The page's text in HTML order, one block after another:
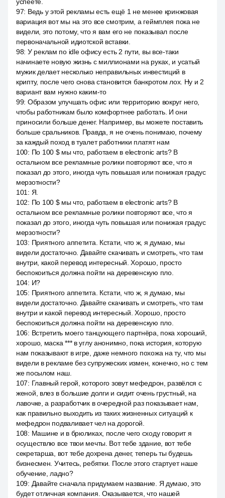
97: Ведь у этой рекламы есть ещё 1 не менее кринжовая
вариация вот мы на это все смотрим, а геймплея пока не
видели, это потому, что я вам его не показывал после
первоначальной идиотской вставки.
98: У реклам по idle офису есть 2 пути, вы все-таки
начинаете новую жизнь с миллионами на руках, и усатый
мужик делает несколько неправильных инвестиций в
крипту, после чего снова становится банкротом лох. Ну и 2
вариант вам нужно каким-то
99: Образом улучшать офис или территорию вокруг него,
чтобы работникам было комфортнее работать. И они
приносили больше денег. Например, вы можете поставить
больше сральников. Правда, я не очень понимаю, почему
за каждый поход в туалет работники платят нам
100: По 100 $ мы что, работаем в electronic arts? В
остальном все рекламные ролики повторяют все, что я
показал до этого, иногда чуть повышая или понижая градус
мерзотности?
101 : Я.
102: По 100 $ мы что, работаем в electronic arts? В
остальном все рекламные ролики повторяют все, что я
показал до этого, иногда чуть повышая или понижая градус
мерзотности?
103: Приятного аппетита. Кстати, что ж, я думаю, мы
видели достаточно. Давайте скачивать и смотреть, что там
внутри, какой перевод интересный. Хорошо, просто
беспокоиться должна пойти на деревенскую пло.
104: И?
105: Приятного аппетита. Кстати, что ж, я думаю, мы
видели достаточно. Давайте скачивать и смотреть, что там
внутри и какой перевод интересный. Хорошо, просто
беспокоиться должна пойти на деревенскую пло.
106: Встретить моего танцующего партнёра, пока хороший,
хорошо, маска *** в углу анонимно, пока история, которую
нам показывают в игре, даже немного похожа на ту, что мы
видели в рекламе без супружеских измен, конечно, но с тем
же посылом наш.
107: Главный герой, которого зовут мефедрон, развёлся с
женой, влез в большие долги и сидит очень грустный, на
лавочке, а разработчик в очередной раз показывает нам,
как правильно выходить из таких жизненных ситуаций к
мефедрон подваливает чел на дорогой.
108: Машине и в брюликах, после чего сходу говорит я
осуществлю все твои мечты. Вот тебе здание, вот тебе
секретарша, вот тебе дохрена денег, теперь ты будешь
бизнесмен. Учитесь, ребятки. После этого стартует наше
обучение, ладно?
109: Давайте сначала придумаем название. Я думаю, это
будет отличная компания. Оказывается, что нашей